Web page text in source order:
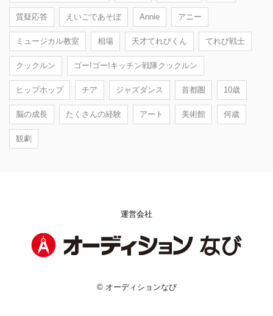
質疑応答 えいごであそぼ Annie アニー
ミュージカル教室 相場 天才てれびくん てれび戦士
クックルン ゴー!ゴー!キッチン戦隊クックルン
ヒップホップ チア ジャズダンス 首都圏 10歳
脳の成長 たくさんの経験 アート 美術館 何歳
観劇
運営会社
© オーディションなび